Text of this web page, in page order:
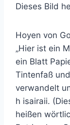
Dieses Bild
Hoyen von
„Hier ist ein
ein Blatt
Tintenfaß
verwandelt
h isairaii.
heißen